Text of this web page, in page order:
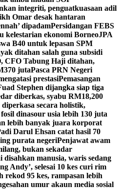
integriti, penguatkuasaan adil
Omar desak hantaran
dipadamPersidangan FEBS
kelestarian ekonomi BorneoJPA
B40 untuk lepasan SPM
ditahan salah guna subsidi
CFO Tabung Haji ditahan,
jutaPasca PRN Negeri
prestasiPemasangan
Stephen dijangka siap tiga
diberkas, syabu RM18,200
secara holistik,
dinasour usia lebih 130 juta
lebih banyak juara korporat
Darul Ehsan catat hasil 70
purata negeriPenjawat awam
bukan sekadar
disahkan manusia, waris sedang
Andy’, selesai 10 kes curi rim
rekod 95 kes, rampasan lebih
umur akaun media sosial